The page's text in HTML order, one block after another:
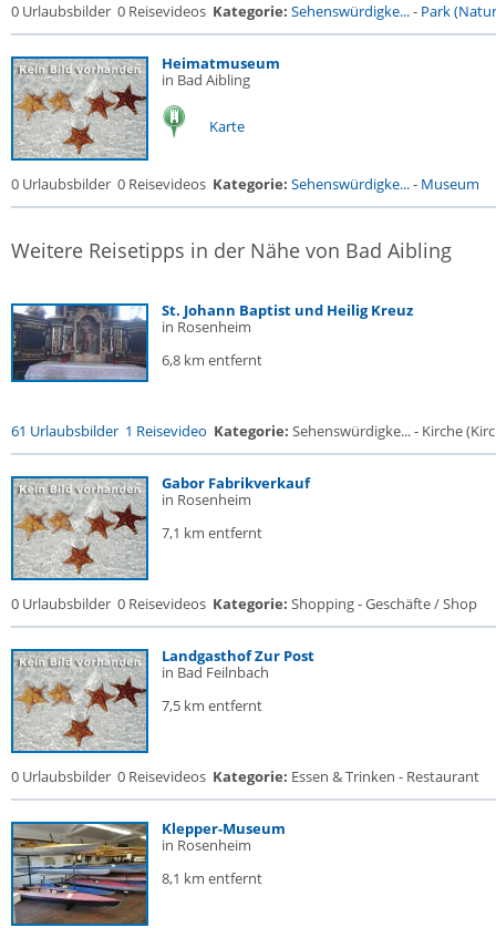
0 Urlaubsbilder 0 Reisevideos Kategorie: Sehenswürdigke...- Park
Heimatmuseum
in Bad Aibling
Karte
0 Urlaubsbilder 0 Reisevideos Kategorie: Sehenswürdigke...- Museum
Weitere Reisetipps in der Nähe von Bad Aibling
St. Johann Baptist und Heilig Kreuz
in Rosenheim
6,8 km entfernt
61 Urlaubsbilder 1 Reisevideo Kategorie: Sehenswürdigke... - Kirche
Gabor Fabrikverkauf
in Rosenheim
7,1 km entfernt
0 Urlaubsbilder 0 Reisevideos Kategorie: Shopping - Geschäfte / Shop
Landgasthof Zur Post
in Bad Feilnbach
7,5 km entfernt
0 Urlaubsbilder 0 Reisevideos Kategorie: Essen & Trinken - Restaurant
Klepper-Museum
in Rosenheim
8,1 km entfernt